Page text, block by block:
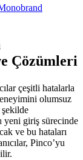
Çözümleri
çeşitli hatalarla
olumsuz
yeni giriş sürecinde
ve bu hataları
Pinco’yu